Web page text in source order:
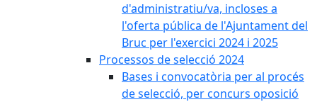
d'administratiu/va, incloses a
l'oferta pública de l'Ajuntament del
Bruc per l'exercici 2024 i 2025
Processos de selecció 2024
Bases i convocatòria per al procés
de selecció, per concurs oposició